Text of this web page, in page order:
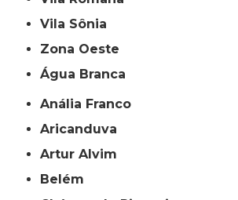
Vila Sônia
Zona Oeste
Água Branca
Anália Franco
Aricanduva
Artur Alvim
Belém